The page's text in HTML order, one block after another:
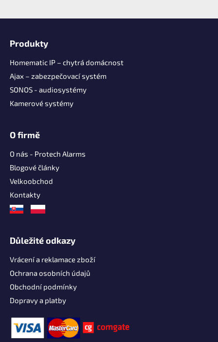
Produkty
Homematic IP – chytrá domácnost
Ajax – zabezpečovací systém
SONOS - audiosystémy
Kamerové systémy
O firmě
O nás - Protech Alarms
Blogové články
Velkoobchod
Kontakty
Důležité odkazy
Vrácení a reklamace zboží
Ochrana osobních údajů
Obchodní podmínky
Dopravy a platby